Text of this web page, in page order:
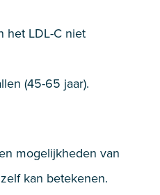
het LDL-C niet
(45-65 jaar).
mogelijkheden van
kan betekenen.